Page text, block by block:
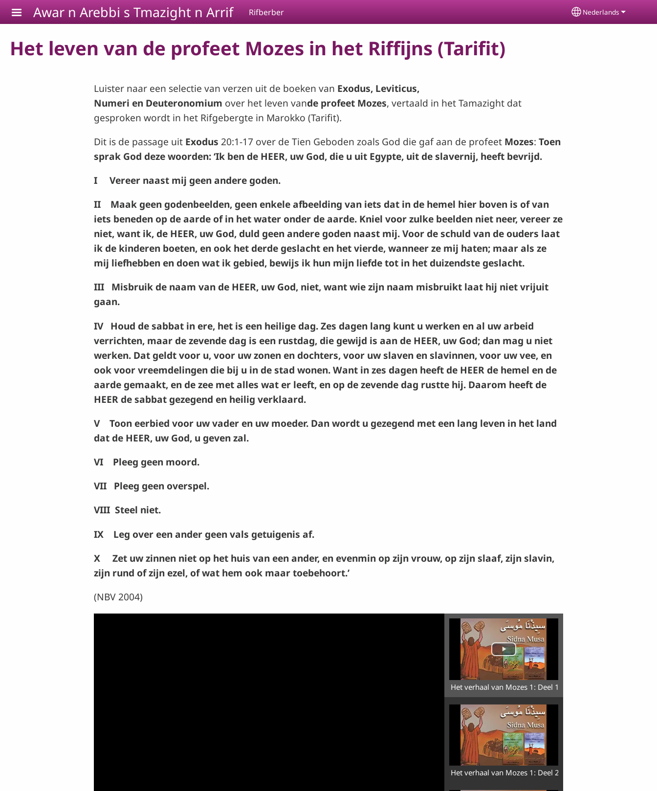
Skip to main content
Awar n Arebbi s Tmazight n Arrif Rifberber Select your
Nederlands
Het leven van de profeet Mozes in het Riffijns (Tarifit)
Luister naar een selectie van verzen uit de boeken van Exodus, Leviticus,
Numeri en Deuteronomium over het leven vande profeet Mozes, vertaald in het Tamazight dat
gesproken wordt in het Rifgebergte in Marokko (Tarifit).
Dit is de passage uit Exodus 20:1-17 over de Tien Geboden zoals God die gaf aan de profeet Mozes: Toen
sprak God deze woorden: ‘Ik ben de HEER, uw God, die u uit Egypte, uit de slavernij, heeft bevrijd.
I Vereer naast mij geen andere goden.
II Maak geen godenbeelden, geen enkele afbeelding van iets dat in de hemel hier boven is of van
iets beneden op de aarde of in het water onder de aarde. Kniel voor zulke beelden niet neer, vereer ze
niet, want ik, de HEER, uw God, duld geen andere goden naast mij. Voor de schuld van de ouders laat
ik de kinderen boeten, en ook het derde geslacht en het vierde, wanneer ze mij haten; maar als ze
mij liefhebben en doen wat ik gebied, bewijs ik hun mijn liefde tot in het duizendste geslacht.
III Misbruik de naam van de HEER, uw God, niet, want wie zijn naam misbruikt laat hij niet vrijuit
gaan.
IV Houd de sabbat in ere, het is een heilige dag. Zes dagen lang kunt u werken en al uw arbeid
verrichten, maar de zevende dag is een rustdag, die gewijd is aan de HEER, uw God; dan mag u niet
werken. Dat geldt voor u, voor uw zonen en dochters, voor uw slaven en slavinnen, voor uw vee, en
ook voor vreemdelingen die bij u in de stad wonen. Want in zes dagen heeft de HEER de hemel en de
aarde gemaakt, en de zee met alles wat er leeft, en op de zevende dag rustte hij. Daarom heeft de
HEER de sabbat gezegend en heilig verklaard.
V Toon eerbied voor uw vader en uw moeder. Dan wordt u gezegend met een lang leven in het land
dat de HEER, uw God, u geven zal.
VI Pleeg geen moord.
VII Pleeg geen overspel.
VIII Steel niet.
IX Leg over een ander geen vals getuigenis af.
X Zet uw zinnen niet op het huis van een ander, en evenmin op zijn vrouw, op zijn slaaf, zijn slavin,
zijn rund of zijn ezel, of wat hem ook maar toebehoort.’
(NBV 2004)
Het verhaal van Mozes 1: Deel 1
Het verhaal van Mozes 1: Deel 2